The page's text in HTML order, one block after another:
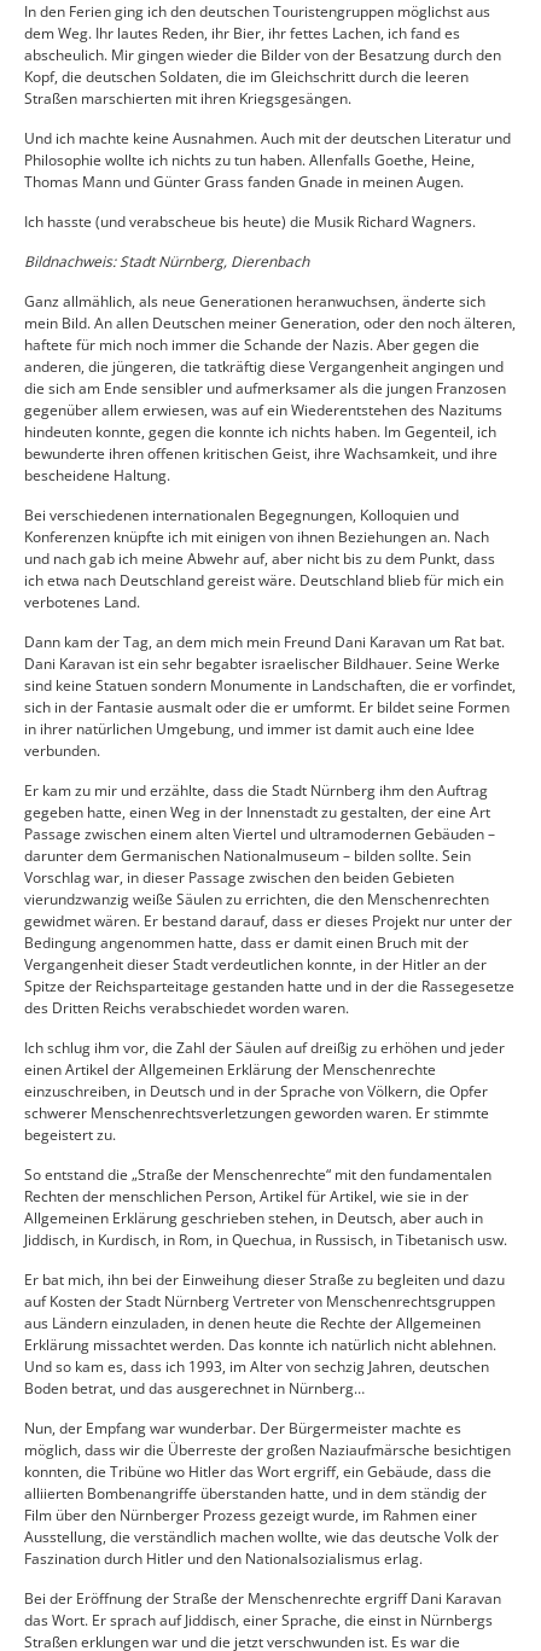
In den Ferien ging ich den deutschen Touristengruppen möglichst aus
dem Weg. Ihr lautes Reden, ihr Bier, ihr fettes Lachen, ich fand es
abscheulich. Mir gingen wieder die Bilder von der Besatzung durch den
Kopf, die deutschen Soldaten, die im Gleichschritt durch die leeren
Straßen marschierten mit ihren Kriegsgesängen.
Und ich machte keine Ausnahmen. Auch mit der deutschen Literatur und
Philosophie wollte ich nichts zu tun haben. Allenfalls Goethe, Heine,
Thomas Mann und Günter Grass fanden Gnade in meinen Augen.
Ich hasste (und verabscheue bis heute) die Musik Richard Wagners.
Bildnachweis: Stadt Nürnberg, Dierenbach
Ganz allmählich, als neue Generationen heranwuchsen, änderte sich
mein Bild. An allen Deutschen meiner Generation, oder den noch älteren,
haftete für mich noch immer die Schande der Nazis. Aber gegen die
anderen, die jüngeren, die tatkräftig diese Vergangenheit angingen und
die sich am Ende sensibler und aufmerksamer als die jungen Franzosen
gegenüber allem erwiesen, was auf ein Wiederentstehen des Nazitums
hindeuten konnte, gegen die konnte ich nichts haben. Im Gegenteil, ich
bewunderte ihren offenen kritischen Geist, ihre Wachsamkeit, und ihre
bescheidene Haltung.
Bei verschiedenen internationalen Begegnungen, Kolloquien und
Konferenzen knüpfte ich mit einigen von ihnen Beziehungen an. Nach
und nach gab ich meine Abwehr auf, aber nicht bis zu dem Punkt, dass
ich etwa nach Deutschland gereist wäre. Deutschland blieb für mich ein
verbotenes Land.
Dann kam der Tag, an dem mich mein Freund Dani Karavan um Rat bat.
Dani Karavan ist ein sehr begabter israelischer Bildhauer. Seine Werke
sind keine Statuen sondern Monumente in Landschaften, die er vorfindet,
sich in der Fantasie ausmalt oder die er umformt. Er bildet seine Formen
in ihrer natürlichen Umgebung, und immer ist damit auch eine Idee
verbunden.
Er kam zu mir und erzählte, dass die Stadt Nürnberg ihm den Auftrag
gegeben hatte, einen Weg in der Innenstadt zu gestalten, der eine Art
Passage zwischen einem alten Viertel und ultramodernen Gebäuden –
darunter dem Germanischen Nationalmuseum – bilden sollte. Sein
Vorschlag war, in dieser Passage zwischen den beiden Gebieten
vierundzwanzig weiße Säulen zu errichten, die den Menschenrechten
gewidmet wären. Er bestand darauf, dass er dieses Projekt nur unter der
Bedingung angenommen hatte, dass er damit einen Bruch mit der
Vergangenheit dieser Stadt verdeutlichen konnte, in der Hitler an der
Spitze der Reichsparteitage gestanden hatte und in der die Rassegesetze
des Dritten Reichs verabschiedet worden waren.
Ich schlug ihm vor, die Zahl der Säulen auf dreißig zu erhöhen und jeder
einen Artikel der Allgemeinen Erklärung der Menschenrechte
einzuschreiben, in Deutsch und in der Sprache von Völkern, die Opfer
schwerer Menschenrechtsverletzungen geworden waren. Er stimmte
begeistert zu.
So entstand die „Straße der Menschenrechte“ mit den fundamentalen
Rechten der menschlichen Person, Artikel für Artikel, wie sie in der
Allgemeinen Erklärung geschrieben stehen, in Deutsch, aber auch in
Jiddisch, in Kurdisch, in Rom, in Quechua, in Russisch, in Tibetanisch usw.
Er bat mich, ihn bei der Einweihung dieser Straße zu begleiten und dazu
auf Kosten der Stadt Nürnberg Vertreter von Menschenrechtsgruppen
aus Ländern einzuladen, in denen heute die Rechte der Allgemeinen
Erklärung missachtet werden. Das konnte ich natürlich nicht ablehnen.
Und so kam es, dass ich 1993, im Alter von sechzig Jahren, deutschen
Boden betrat, und das ausgerechnet in Nürnberg…
Nun, der Empfang war wunderbar. Der Bürgermeister machte es
möglich, dass wir die Überreste der großen Naziaufmärsche besichtigen
konnten, die Tribüne wo Hitler das Wort ergriff, ein Gebäude, dass die
alliierten Bombenangriffe überstanden hatte, und in dem ständig der
Film über den Nürnberger Prozess gezeigt wurde, im Rahmen einer
Ausstellung, die verständlich machen wollte, wie das deutsche Volk der
Faszination durch Hitler und den Nationalsozialismus erlag.
Bei der Eröffnung der Straße der Menschenrechte ergriff Dani Karavan
das Wort. Er sprach auf Jiddisch, einer Sprache, die einst in Nürnbergs
Straßen erklungen war und die jetzt verschwunden ist. Es war die